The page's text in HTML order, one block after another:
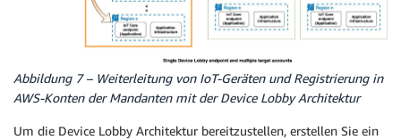
Abbildung 7 – Weiterleitung von IoT-Geräten und Registrierung in
AWS-Konten der Mandanten mit der Device Lobby Architektur
Um die Device Lobby Architektur bereitzustellen, erstellen Sie ein